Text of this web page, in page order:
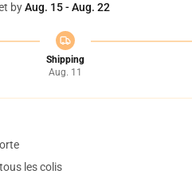
byAug. 15 - Aug. 22
Shipping
Aug. 11
les colis